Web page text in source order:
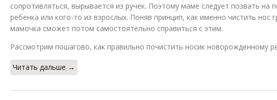
сопротивляться, вырывается из ручек. Поэтому маме следует позвать на
ребенка или кого-то из взрослых. Поняв принцип, как именно чистить нос
мамочка сможет потом самостоятельно справиться с этим.
Рассмотрим пошагово, как правильно почистить носик новорожденному
Читать дальше →